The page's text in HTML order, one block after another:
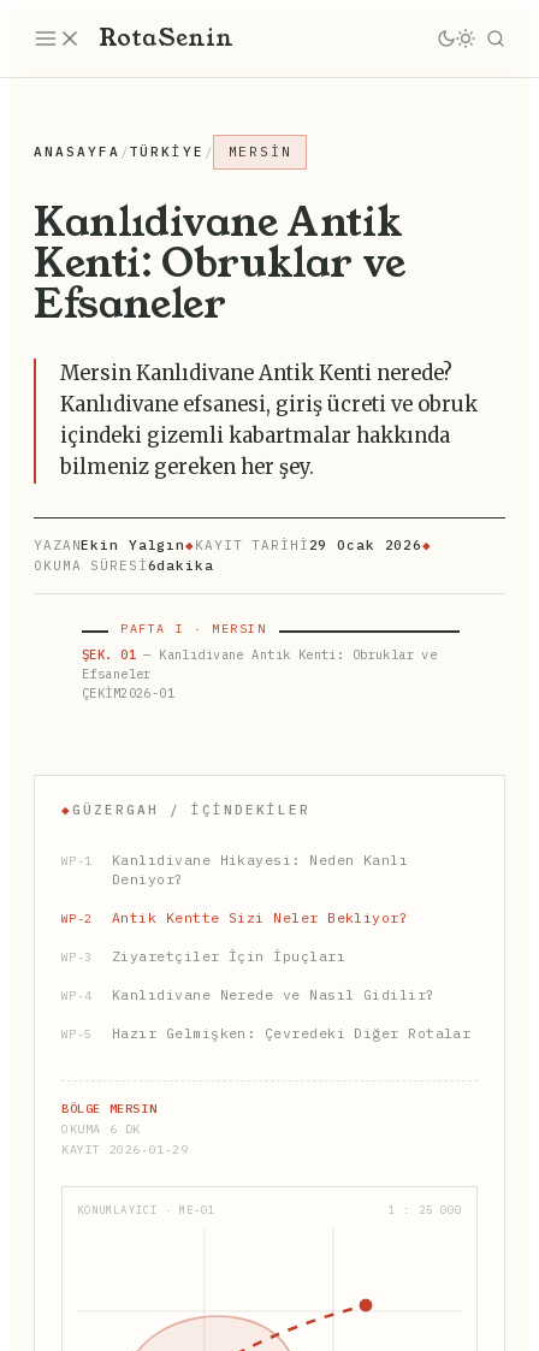
RotaSenin
ANASAYFA /TÜRKIYE / MERSIN
Kanlıdivane Antik
Kenti: Obruklar ve
Efsaneler
Mersin Kanlıdivane Antik Kenti nerede?
Kanlıdivane efsanesi, giriş ücreti ve obruk
içindeki gizemli kabartmalar hakkında
bilmeniz gereken her şey.
YAZANEkin Yalgın◆KAYIT TARİHİ 29 Ocak 2026◆
OKUMA SÜRESİ6dakika
PAFTA I · MERSIN
ŞEK. 01 — Kanlıdivane Antik Kenti: Obruklar ve
Efsaneler
ÇEKİM2026-01
◆ GÜZERGAH / İÇINDEKILER
WP-1
Kanlıdivane Hikayesi: Neden Kanlı
Deniyor?
WP-2 Antik Kentte Sizi Neler Bekliyor?
WP-3 Ziyaretçiler İçin İpuçları
WP-4 Kanlıdivane Nerede ve Nasıl Gidilir?
WP-5 Hazır Gelmişken: Çevredeki Diğer Rotalar
BÖLGE MERSIN
OKUMA 6 DK
KAYIT 2026-01-29
KONUMLAYICI · ME-01 1 : 25 000